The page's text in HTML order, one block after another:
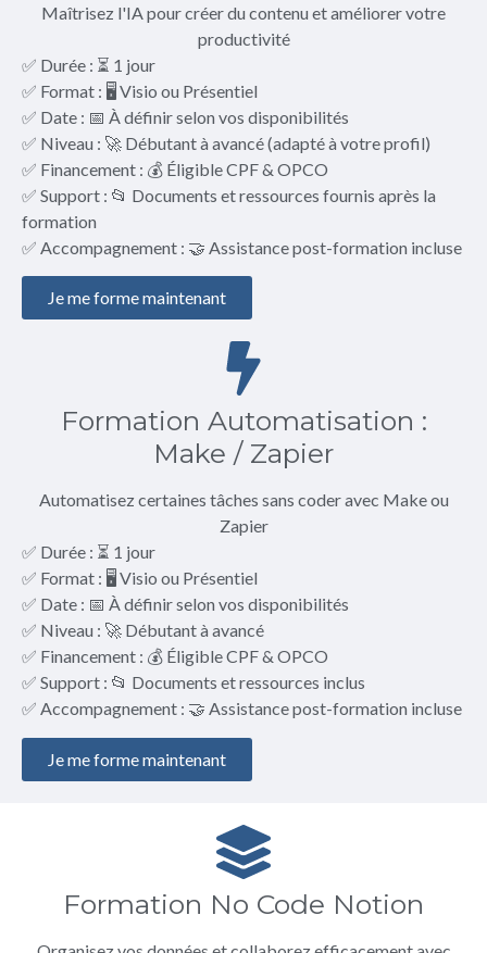
Maîtrisez l'IA pour créer du contenu et améliorer votre
productivité
✅ Durée : ⏳ 1 jour
✅ Format : 🖥️ Visio ou Présentiel
✅ Date : 📅 À définir selon vos disponibilités
✅ Niveau : 🚀 Débutant à avancé (adapté à votre profil)
✅ Financement : 💰 Éligible CPF & OPCO
✅ Support : 📂 Documents et ressources fournis après la
formation
✅ Accompagnement : 🤝 Assistance post-formation incluse
Je me forme maintenant
Formation Automatisation :
Make / Zapier
Automatisez certaines tâches sans coder avec Make ou
Zapier
✅ Durée : ⏳ 1 jour
✅ Format : 🖥️ Visio ou Présentiel
✅ Date : 📅 À définir selon vos disponibilités
✅ Niveau : 🚀 Débutant à avancé
✅ Financement : 💰 Éligible CPF & OPCO
✅ Support : 📂 Documents et ressources inclus
✅ Accompagnement : 🤝 Assistance post-formation incluse
Je me forme maintenant
Formation No Code Notion